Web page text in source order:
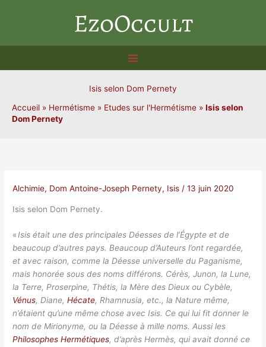
EzoOccult
Isis selon Dom Pernety
Accueil » Hermétisme » Etudes sur l'Hermétisme » Isis selon
Dom Pernety
Alchimie, Dom Antoine-Joseph Pernety, Isis /13 juin 2020
Isis selon Dom Pernety.
«Isis était une des principales Déesses de l’Égypte et de
beaucoup d’autres pays. Beaucoup d’Auteurs l’ont regardée,
et avec raison, comme la Déesse universelle du Paganisme,
mais honorée sous des noms différons. Cérès, Junon, la Lune,
la Terre, Proserpine, Thétis, la Mère des Dieux ou Cybèle,
Vénus, Diane,Hécate, Rhamnusia, etc., la Nature même,
n’étaient qu’une même chose avec Isis. Ce qui lui fit donner le
nom de Mirionyme, ou la Déesse à mille noms. Aussi les
Philosophes Hermétiques, d’après Hermès, qui avait donné ce